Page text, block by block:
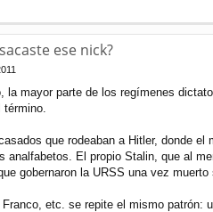
ese nick?
la mayor parte de los regímenes
que rodeaban a Hitler, donde
analfabetos. El propio Stalin, que al
gobernaron la URSS una vez
etc. se repite el mismo patrón: